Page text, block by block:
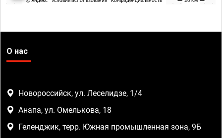
О нас
Новороссийск, ул. Леселидзе, 1/4
Анапа, ул. Омелькова, 18
Геленджик, терр. Южная промышленная зона, 9Б